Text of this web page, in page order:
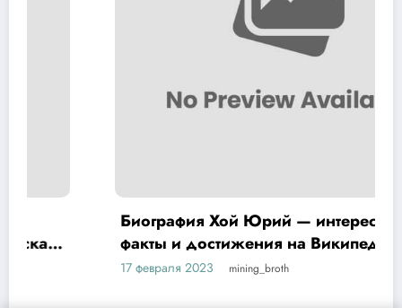
Биография Хой Юрий — интересные
факты и достижения на Википедии
17 февраля 2023 mining_broth